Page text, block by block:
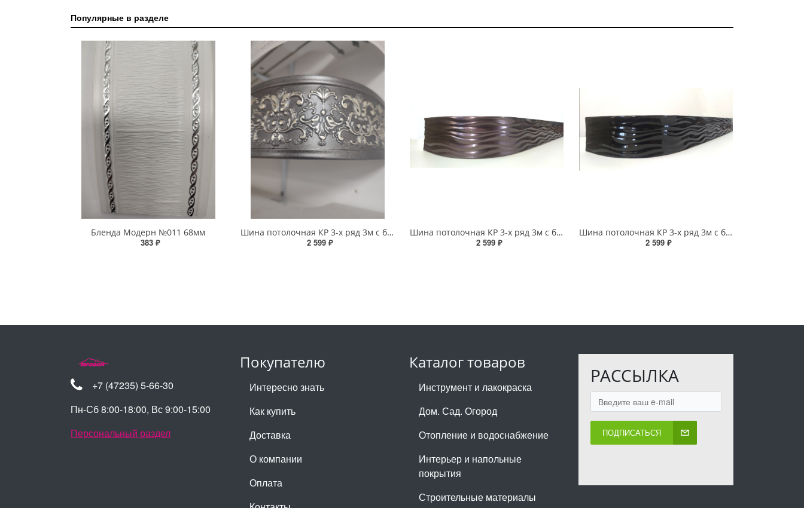
Популярные в разделе
Бленда Модерн №011 68мм
383 ₽
Шина потолочная КР 3-х ряд 3м с блендой+повороты Дамаск серый
2 599 ₽
Шина потолочная КР 3-х ряд 3м с блендой+повороты Бриз №204 7см
2 599 ₽
Шина потолочная КР 3-х ряд 3м с блендой+повороты Бриз №44 7см
2 599 ₽
Покупателю
Интересно знать
Как купить
Доставка
О компании
Оплата
Каталог товаров
Инструмент и лакокраска
Дом. Сад. Огород
Отопление и водоснабжение
Интерьер и напольные
покрытия
Строительные материалы
РАССЫЛКА
ПОДПИСАТЬСЯ
+7 (47235) 5-66-30
Пн-Сб 8:00-18:00, Вс 9:00-15:00
Персональный раздел